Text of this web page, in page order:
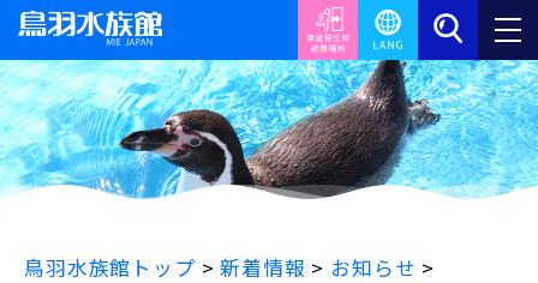
鳥羽水族館トップ >新着情報 > お知らせ >